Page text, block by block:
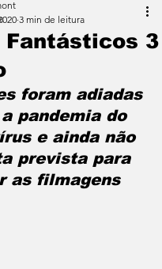
Fantásticos 3
3 min de leitura
foram adiadas
pandemia do
e ainda não
prevista para
as filmagens